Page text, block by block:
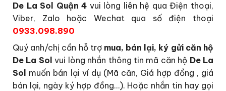
De La Sol Quận 4 vui lòng liên hệ qua Điện thoại,
Viber, Zalo hoặc Wechat qua số điện thoại
0933.098.890
Quý anh/chị cần hỗ trợ mua, bán lại, ký gửi căn hộ
De La Solvui lòng nhắn thông tin mã căn hộ De La
Sol muốn bán lại ví dụ (Mã căn, Giá hợp đồng , giá
bán lại, ngày ký hợp đồng…). Hoặc nhắn tin hay gọi